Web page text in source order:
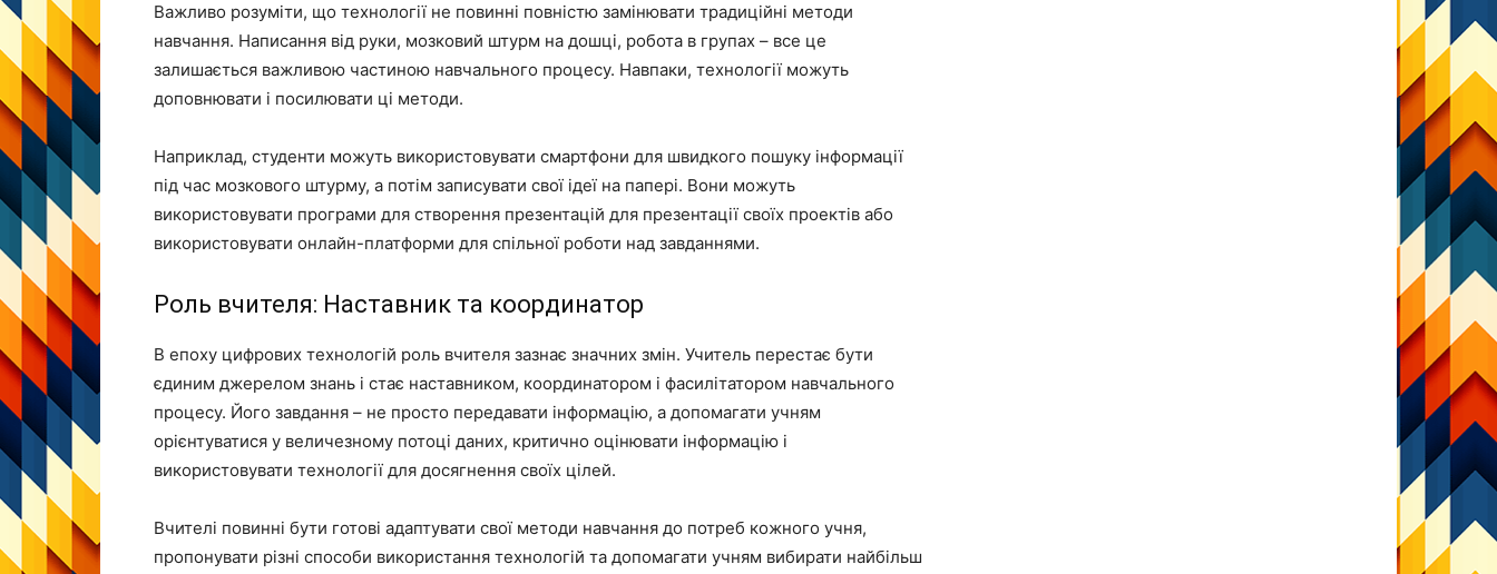
Важливо розуміти, що технології не повинні повністю замінювати традиційні методи
навчання. Написання від руки, мозковий штурм на дошці, робота в групах – все це
залишається важливою частиною навчального процесу. Навпаки, технології можуть
доповнювати і посилювати ці методи.
Наприклад, студенти можуть використовувати смартфони для швидкого пошуку інформації
під час мозкового штурму, а потім записувати свої ідеї на папері. Вони можуть
використовувати програми для створення презентацій для презентації своїх проектів або
використовувати онлайн-платформи для спільної роботи над завданнями.
Роль вчителя: Наставник та координатор
В епоху цифрових технологій роль вчителя зазнає значних змін. Учитель перестає бути
єдиним джерелом знань і стає наставником, координатором і фасилітатором навчального
процесу. Його завдання – не просто передавати інформацію, а допомагати учням
орієнтуватися у величезному потоці даних, критично оцінювати інформацію і
використовувати технології для досягнення своїх цілей.
Вчителі повинні бути готові адаптувати свої методи навчання до потреб кожного учня,
пропонувати різні способи використання технологій та допомагати учням вибирати найбільш